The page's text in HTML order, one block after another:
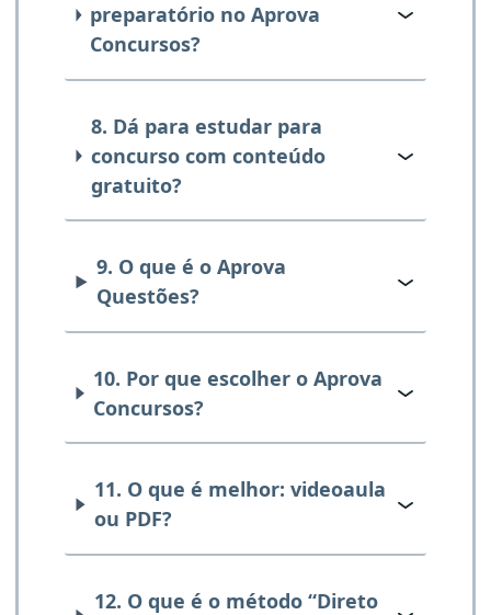
preparatório no Aprova
Concursos?
8. Dá para estudar para
concurso com conteúdo
gratuito?
9. O que é o Aprova
Questões?
10. Por que escolher o Aprova
Concursos?
11. O que é melhor: videoaula
ou PDF?
12. O que é o método “Direto